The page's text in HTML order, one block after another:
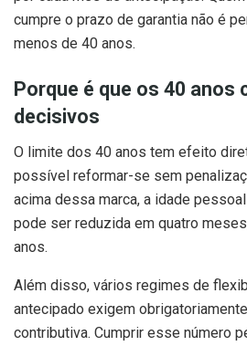
cumpre o prazo de garantia não é
menos de 40 anos.
Porque é que os 40 anos
decisivos
O limite dos 40 anos tem efeito
possível reformar-se sem
acima dessa marca, a idade
pode ser reduzida em quatro
anos.
Além disso, vários regimes de
antecipado exigem
contributiva. Cumprir esse número